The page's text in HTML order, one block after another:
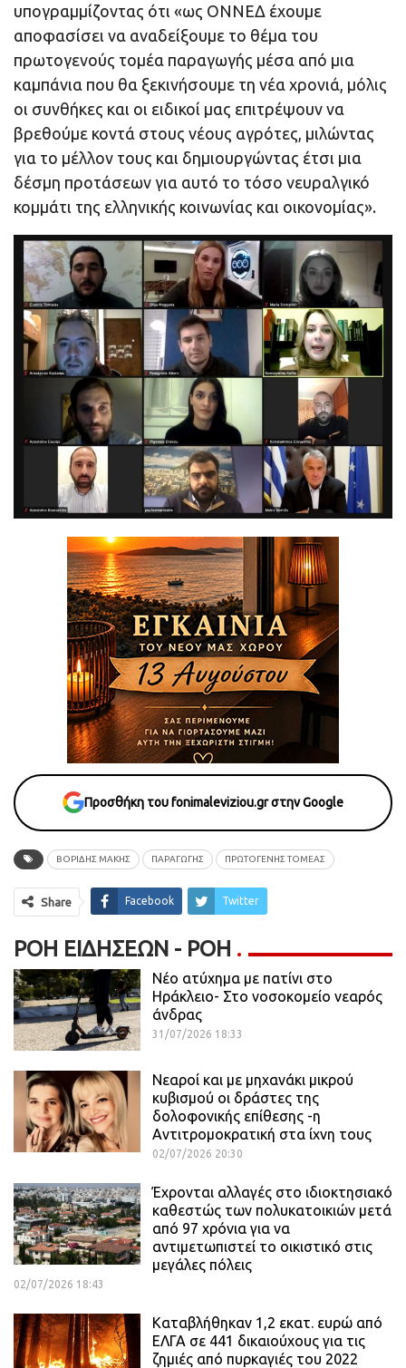
υπογραμμίζοντας ότι «ως ΟΝΝΕΔ έχουμε
αποφασίσει να αναδείξουμε το θέμα του
πρωτογενούς τομέα παραγωγής μέσα από μια
καμπάνια που θα ξεκινήσουμε τη νέα χρονιά, μόλις
οι συνθήκες και οι ειδικοί μας επιτρέψουν να
βρεθούμε κοντά στους νέους αγρότες, μιλώντας
για το μέλλον τους και δημιουργώντας έτσι μια
δέσμη προτάσεων για αυτό το τόσο νευραλγικό
κομμάτι της ελληνικής κοινωνίας και οικονομίας».
Προσθήκη του fonimaleviziou.gr στην Google
ΒΟΡΙΔΗΣ ΜΑΚΗΣ ΠΑΡΑΓΩΓΗΣ ΠΡΩΤΟΓΕΝΉΣ ΤΟΜΈΑΣ
Share Facebook Twitter
ΡΟΉ ΕΙΔΉΣΕΩΝ - ΡΟΗ
Νέο ατύχημα με πατίνι στο
Ηράκλειο- Στο νοσοκομείο νεαρός
άνδρας
31/07/2026 18:33
Νεαροί και με μηχανάκι μικρού
κυβισμού οι δράστες της
δολοφονικής επίθεσης -η
Αντιτρομοκρατική στα ίχνη τους
02/07/2026 20:30
Έχρονται αλλαγές στο ιδιοκτησιακό
καθεστώς των πολυκατοικιών μετά
από 97 χρόνια για να
αντιμετωπιστεί το οικιστικό στις
μεγάλες πόλεις
02/07/2026 18:43
Καταβλήθηκαν 1,2 εκατ. ευρώ από
ΕΛΓΑ σε 441 δικαιούχους για τις
ζημιές από πυρκαγιές του 2022